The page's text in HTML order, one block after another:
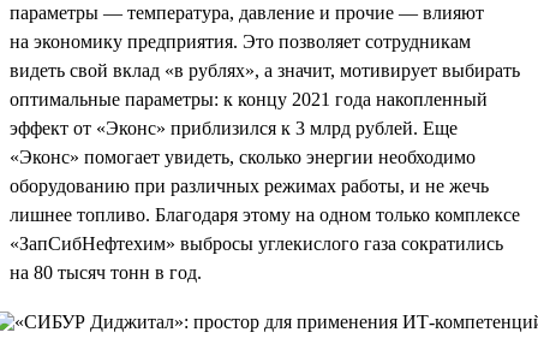
параметры — температура, давление и прочие — влияют
на экономику предприятия. Это позволяет сотрудникам
видеть свой вклад «в рублях», а значит, мотивирует выбирать
оптимальные параметры: к концу 2021 года накопленный
эффект от «Эконс» приблизился к 3 млрд рублей. Еще
«Эконс» помогает увидеть, сколько энергии необходимо
оборудованию при различных режимах работы, и не жечь
лишнее топливо. Благодаря этому на одном только комплексе
«ЗапСибНефтехим» выбросы углекислого газа сократились
на 80 тысяч тонн в год.